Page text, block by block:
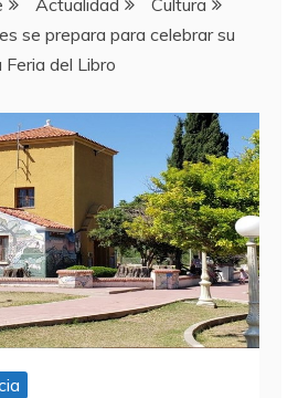
Actualidad
Cultura
se prepara para celebrar su
del Libro